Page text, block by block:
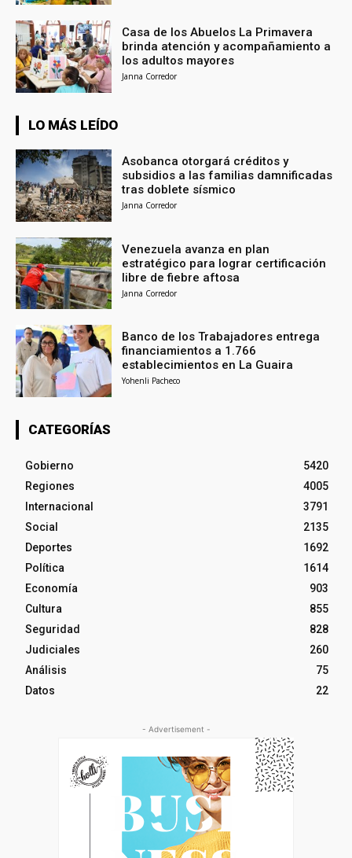
Casa de los Abuelos La Primavera
brinda atención y acompañamiento a
los adultos mayores
Janna Corredor
LO MÁS LEÍDO
Asobanca otorgará créditos y
subsidios a las familias damnificadas
tras doblete sísmico
Janna Corredor
Venezuela avanza en plan
estratégico para lograr certificación
libre de fiebre aftosa
Janna Corredor
Banco de los Trabajadores entrega
financiamientos a 1.766
establecimientos en La Guaira
Yohenli Pacheco
CATEGORÍAS
Gobierno
5420
Regiones
4005
Internacional
3791
Social
2135
Deportes
1692
Política
1614
Economía
903
Cultura
855
Seguridad
828
Judiciales
260
Análisis
75
Datos
22
- Advertisement -